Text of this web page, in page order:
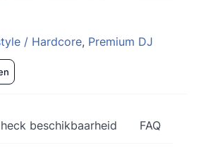
/ Hardcore, Premium DJ
beschikbaarheid FAQ